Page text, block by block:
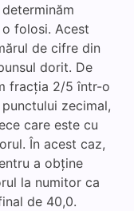
folosi. Acest
de cifre din
dorit. De
fracția 2/5 într-o
zecimal,
care este cu
În acest caz,
a obține
la numitor ca
de 40,0.